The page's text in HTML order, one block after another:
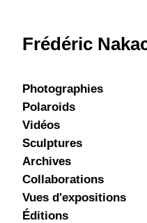
Frédéric
Photographies
2023 - 2026
2021 - 2022
2018 - 2020
2016 - 2017
2013 - 2015
2011 - 2012
2008 - 2010
Polaroids
Golden ecstasy
Brutales curiosa
Vidéos
Le brasier
Échappée
La caresse
Rébecca
Écho
Sculptures
Composition 5
Composition 4
Composition 3
Composition 2
Composition 1
Archives
Senex
Natures mortes
Pulsars
Réactions atomiques
Trous noirs
Flashs
Jeunes filles
Vanités
La frontière
Try walking in my shoes
L'attente
Interludes romantiques
L'abîme
Le caprice
Les mains ont la parole
Bang Bang
Noos
2006 à 1972
Infusion d'enfance
Les vases communicants
Miscellanée
Collaborations
Avec Axel Pahlavi
Avec Stéphane Margolis
Vues d'expositions
Power flower
Brutales curiosa
Le fil du rasoir
Baiser cannibale
Eponyme
Image...in / images...off
L'herbe rouge
La grenade
Phénix silencieux
Electromagnetic spectrum
Les émissions des pulsars
Les vases communicants
Fais-moi confiance...
Éditions